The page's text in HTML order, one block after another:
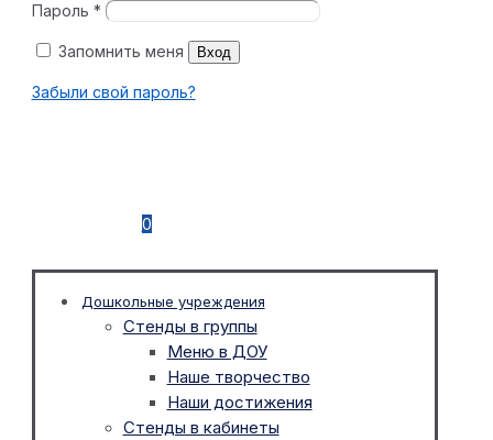
Пароль *
Запомнить меня Вход
Забыли свой пароль?
0
Дошкольные учреждения
Стенды в группы
Меню в ДОУ
Наше творчество
Наши достижения
Стенды в кабинеты